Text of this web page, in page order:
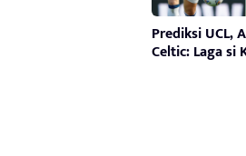
Prediksi UCL,
Celtic: Laga